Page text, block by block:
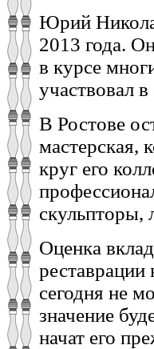
Юрий
2013 года.
в курсе
участвовал
В Ростове
мастерская,
круг его
скульпторы,
Оценка
реставрации
сегодня не
значение
начат его